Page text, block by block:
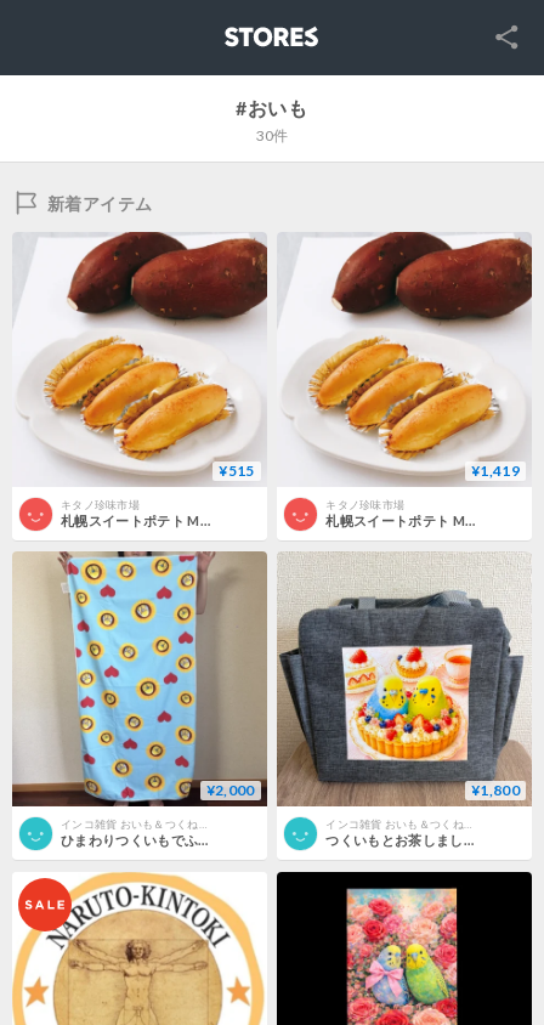
SNS
#おいも
30件
新着アイテム
¥515
キタノ珍味市場
札幌スイートポテト Mサイズ1セット1個入り
¥1,419
キタノ珍味市場
札幌スイートポテト Mサイズ1セット3個入り
¥2,000
ひまわりつくいもでふきふきしましょ｜公式バスタオル
¥1,800
つくいもとお茶しましょ｜公式保冷バッグ